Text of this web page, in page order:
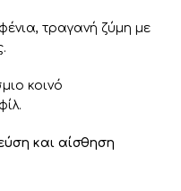
τραγανή ζύμη με
κοινό
και αίσθηση